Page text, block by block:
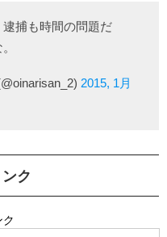
捕も時間の問題だ
2015, 1月
ク
ク